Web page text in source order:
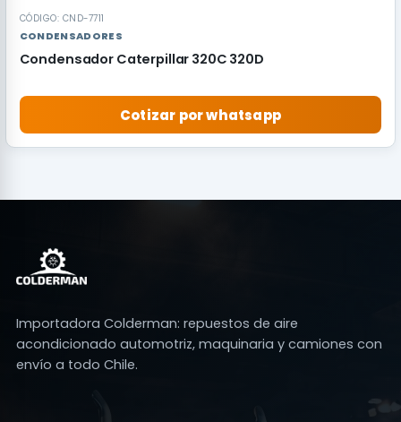
CÓDIGO: CND-7711
CONDENSADORES
Condensador Caterpillar 320C 320D
Cotizar por whatsapp
Importadora Colderman: repuestos de aire
acondicionado automotriz, maquinaria y camiones con
envío a todo Chile.